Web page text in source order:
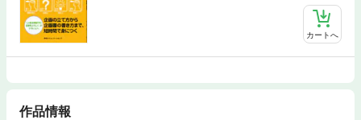
カートへ
作品情報